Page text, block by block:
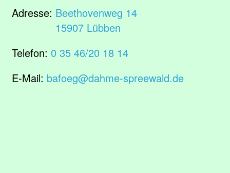
Adresse: Beethovenweg 14
15907 Lübben
Telefon: 0 35 46/20 18 14
E-Mail: bafoeg@dahme-spreewald.de